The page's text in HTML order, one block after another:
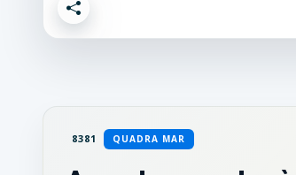
8381 QUADRA MAR